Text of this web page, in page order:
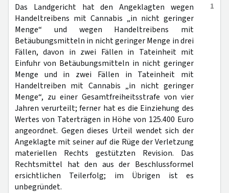
1
Das Landgericht hat den Angeklagten wegen
Handeltreibens mit Cannabis „in nicht geringer
Menge“ und wegen Handeltreibens mit
Betäubungsmitteln in nicht geringer Menge in drei
Fällen, davon in zwei Fällen in Tateinheit mit
Einfuhr von Betäubungsmitteln in nicht geringer
Menge und in zwei Fällen in Tateinheit mit
Handeltreiben mit Cannabis „in nicht geringer
Menge“, zu einer Gesamtfreiheitsstrafe von vier
Jahren verurteilt; ferner hat es die Einziehung des
Wertes von Taterträgen in Höhe von 125.400 Euro
angeordnet. Gegen dieses Urteil wendet sich der
Angeklagte mit seiner auf die Rüge der Verletzung
materiellen Rechts gestützten Revision. Das
Rechtsmittel hat den aus der Beschlussformel
ersichtlichen Teilerfolg; im Übrigen ist es
unbegründet.